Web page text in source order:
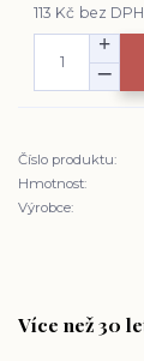
113 Kč bez DPH
Číslo produktu:
Hmotnost:
Výrobce:
Více než 30